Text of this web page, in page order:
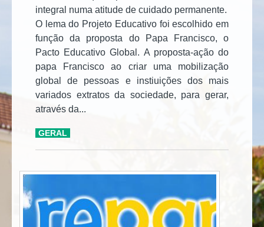
integral numa atitude de cuidado permanente.
O lema do Projeto Educativo foi escolhido em
função da proposta do Papa Francisco, o
Pacto Educativo Global. A proposta-ação do
papa Francisco ao criar uma mobilização
global de pessoas e instiuições dos mais
variados extratos da sociedade, para gerar,
através da...
GERAL